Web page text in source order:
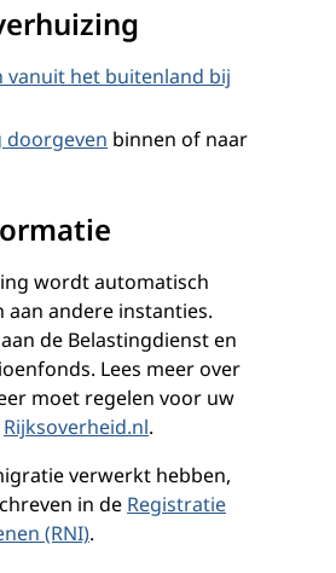
vanuit het buitenland bij
doorgeven binnen of naar
wordt automatisch
aan andere instanties.
de Belastingdienst en
Lees meer over
moet regelen voor uw
Rijksoverheid.nl.
verwerkt hebben,
in de Registratie
(RNI).